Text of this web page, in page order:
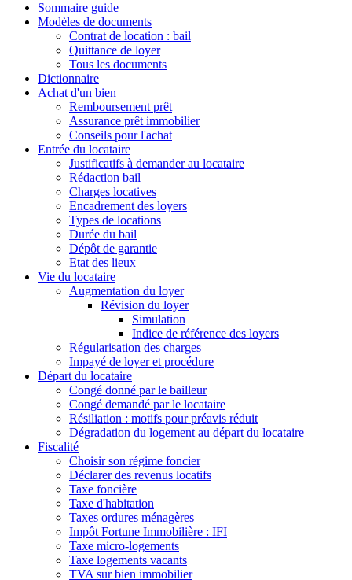
Sommaire guide
Modèles de documents
Contrat de location : bail
Quittance de loyer
Tous les documents
Dictionnaire
Achat d'un bien
Remboursement prêt
Assurance prêt immobilier
Conseils pour l'achat
Entrée du locataire
Justificatifs à demander au locataire
Rédaction bail
Charges locatives
Encadrement des loyers
Types de locations
Durée du bail
Dépôt de garantie
Etat des lieux
Vie du locataire
Augmentation du loyer
Révision du loyer
Simulation
Indice de référence des loyers
Régularisation des charges
Impayé de loyer et procédure
Départ du locataire
Congé donné par le bailleur
Congé demandé par le locataire
Résiliation : motifs pour préavis réduit
Dégradation du logement au départ du locataire
Fiscalité
Choisir son régime foncier
Déclarer des revenus locatifs
Taxe foncière
Taxe d'habitation
Taxes ordures ménagères
Impôt Fortune Immobilière : IFI
Taxe micro-logements
Taxe logements vacants
TVA sur bien immobilier